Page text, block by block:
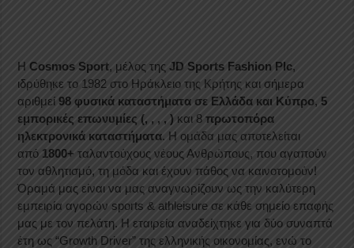
HCosmos Sport, μέλος τηςJD Sports Fashion Plc,
ιδρύθηκε το 1982 στο Ηράκλειο της Κρήτης και σήμερα
αριθμεί98 φυσικά καταστήματα σε Ελλάδα και Κύπρο, 5
εμπορικές επωνυμίες (, , , ,) και 8 πρωτοπόρα
ηλεκτρονικά καταστήματα. Η ομάδα μας αποτελείται
από 1800+ ταλαντούχους νέους Ανθρώπους, που αγαπούν
τον αθλητισμό, τη μόδα και έχουν πάθος να καινοτομούν!
Όραμά μας είναι να μας αναγνωρίζουν ως την καλύτερη
εμπειρία αγορών sports & athleisure σε κάθε σημείο επαφής
μας με τον πελάτη. Η εταιρεία αναδείχτηκε για δύο συναπτά
έτη ως “Growth Driver” της ελληνικής οικονομίας, ενώ το